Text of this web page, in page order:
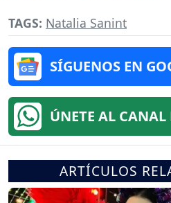
TAGS: Natalia Sanint
SÍGUENOS EN
ÚNETE AL CANAL
ARTÍCULOS